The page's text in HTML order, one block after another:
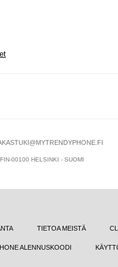
00100 HELSINKI - SUOMI
TIETOA MEISTÄ
ALENNUSKOODI